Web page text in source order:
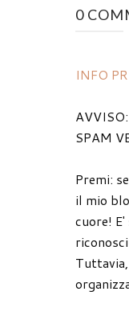
0
INFO
SPAM
Premi:
il mio
cuore!